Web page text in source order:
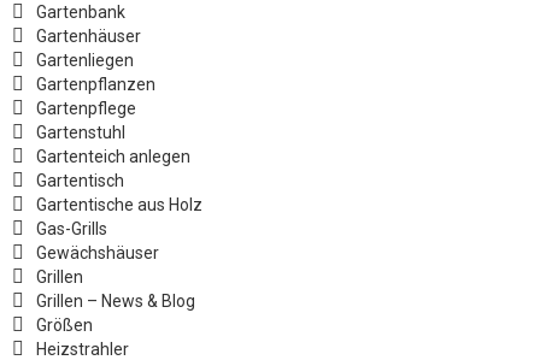
Gartenbank
Gartenhäuser
Gartenliegen
Gartenpflanzen
Gartenpflege
Gartenstuhl
Gartenteich anlegen
Gartentisch
Gartentische aus Holz
Gas-Grills
Gewächshäuser
Grillen
Grillen – News & Blog
Größen
Heizstrahler